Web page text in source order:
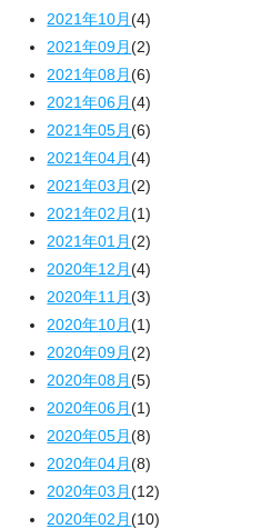
2021年10月(4)
2021年09月(2)
2021年08月(6)
2021年06月(4)
2021年05月(6)
2021年04月(4)
2021年03月(2)
2021年02月(1)
2021年01月(2)
2020年12月(4)
2020年11月(3)
2020年10月(1)
2020年09月(2)
2020年08月(5)
2020年06月(1)
2020年05月(8)
2020年04月(8)
2020年03月(12)
2020年02月(10)